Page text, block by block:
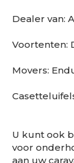
Dealer van:
Voortenten:
Movers:
U kunt ook
voor
aan uw